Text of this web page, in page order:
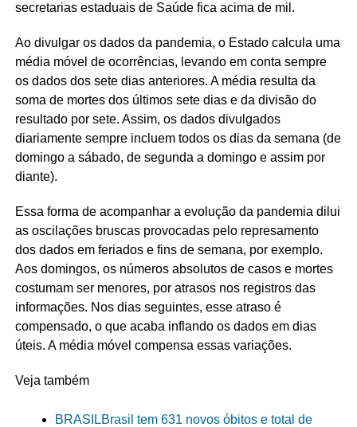
secretarias estaduais de Saúde fica acima de mil.
Ao divulgar os dados da pandemia, o Estado calcula uma
média móvel de ocorrências, levando em conta sempre
os dados dos sete dias anteriores. A média resulta da
soma de mortes dos últimos sete dias e da divisão do
resultado por sete. Assim, os dados divulgados
diariamente sempre incluem todos os dias da semana (de
domingo a sábado, de segunda a domingo e assim por
diante).
Essa forma de acompanhar a evolução da pandemia dilui
as oscilações bruscas provocadas pelo represamento
dos dados em feriados e fins de semana, por exemplo.
Aos domingos, os números absolutos de casos e mortes
costumam ser menores, por atrasos nos registros das
informações. Nos dias seguintes, esse atraso é
compensado, o que acaba inflando os dados em dias
úteis. A média móvel compensa essas variações.
Veja também
BRASILBrasil tem 631 novos óbitos e total de